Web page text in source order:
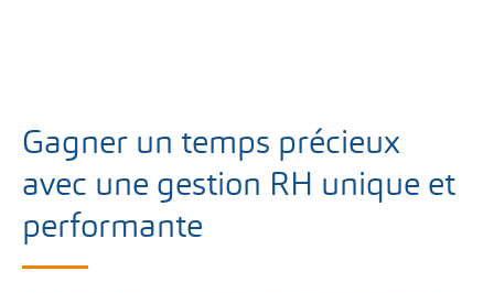
Gagner un temps précieux
avec une gestion RH unique et
performante